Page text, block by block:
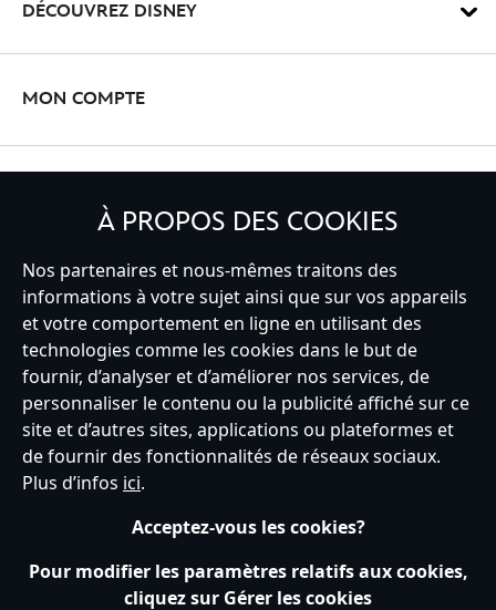
DÉCOUVREZ DISNEY
MON COMPTE
France
Service clients Conditions d’utilisation
Trouver un magasin
Plan du site
Règles de respect de la vie privée
Politique de cookies
Notice relative à la confidentialité
Conditions générales de vente
À PROPOS DES COOKIES
Nos partenaires et nous-mêmes traitons des
informations à votre sujet ainsi que sur vos appareils
et votre comportement en ligne en utilisant des
technologies comme les cookies dans le but de
fournir, d’analyser et d’améliorer nos services, de
personnaliser le contenu ou la publicité affiché sur ce
site et d’autres sites, applications ou plateformes et
de fournir des fonctionnalités de réseaux sociaux.
Plus d’infos ici.
Acceptez-vous les cookies?
Pour modifier les paramètres relatifs aux cookies,
cliquez sur Gérer les cookies